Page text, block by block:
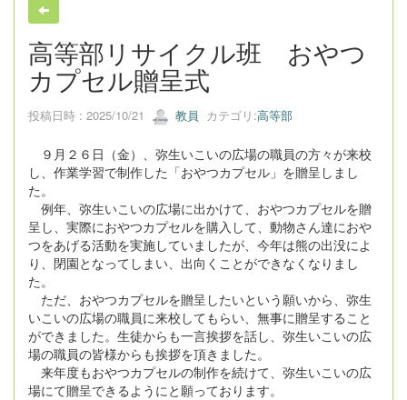
高等部リサイクル班 おやつ
カプセル贈呈式
投稿日時 : 2025/10/21 教員 カテゴリ:高等部
９月２６日（金）、弥生いこいの広場の職員の方々が来校
し、作業学習で制作した「おやつカプセル」を贈呈しまし
た。
例年、弥生いこいの広場に出かけて、おやつカプセルを贈
呈し、実際におやつカプセルを購入して、動物さん達におや
つをあげる活動を実施していましたが、今年は熊の出没によ
り、閉園となってしまい、出向くことができなくなりまし
た。
ただ、おやつカプセルを贈呈したいという願いから、弥生
いこいの広場の職員に来校してもらい、無事に贈呈すること
ができました。生徒からも一言挨拶を話し、弥生いこいの広
場の職員の皆様からも挨拶を頂きました。
来年度もおやつカプセルの制作を続けて、弥生いこいの広
場にて贈呈できるようにと願っております。